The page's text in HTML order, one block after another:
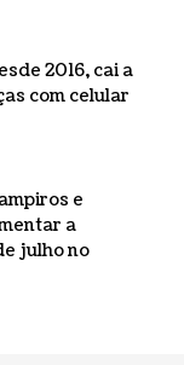
2016, cai a
com celular
e
a
julho no